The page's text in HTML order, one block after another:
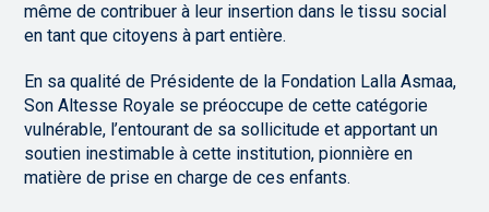
même de contribuer à leur insertion dans le tissu social
en tant que citoyens à part entière.
En sa qualité de Présidente de la Fondation Lalla Asmaa,
Son Altesse Royale se préoccupe de cette catégorie
vulnérable, l’entourant de sa sollicitude et apportant un
soutien inestimable à cette institution, pionnière en
matière de prise en charge de ces enfants.